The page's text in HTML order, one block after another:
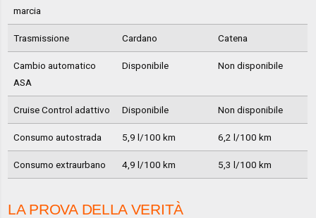
marcia
Trasmissione Cardano Catena
Cambio automatico
ASA
Disponibile Non disponibile
Cruise Control adattivo Disponibile Non disponibile
Consumo autostrada 5,9 l/100 km 6,2 l/100 km
Consumo extraurbano 4,9 l/100 km 5,3 l/100 km
LA PROVA DELLA VERITÀ